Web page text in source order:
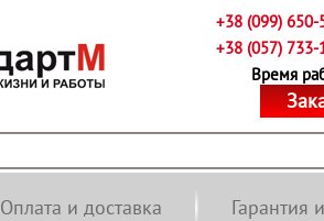
+38 (099) 650-
+38 (057) 733-
Время
Оплата и доставка Гарантия